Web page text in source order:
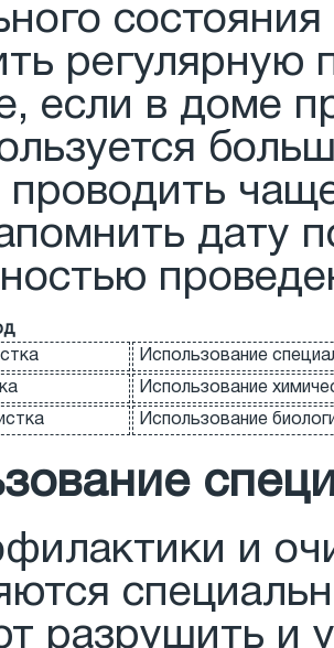
регулярную
если в доме
проводить
дату
Использование
Использование
Использование
и
разрушить и